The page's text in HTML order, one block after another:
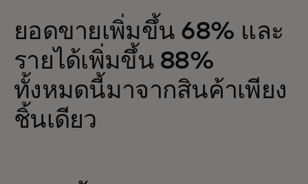
ยอดขายเพิ่มขึ้น 68% และ
รายได้เพิ่มขึ้น 88%
ทั้งหมดนี้มาจากสินค้าเพียง
ชิ้นเดียว